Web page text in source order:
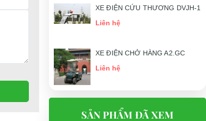
XE ĐIỆN CỨU THƯƠNG DVJH-1
Liên hệ
XE ĐIỆN CHỞ HÀNG A2.GC
Liên hệ
SẢN PHẨM ĐÃ XEM